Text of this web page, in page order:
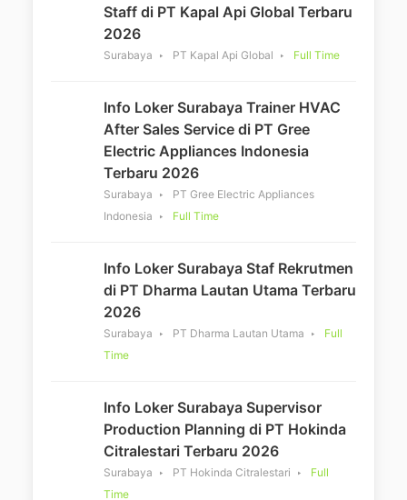
Staff di PT Kapal Api Global Terbaru
2026
Surabaya PT Kapal Api Global Full Time
Info Loker Surabaya Trainer HVAC
After Sales Service di PT Gree
Electric Appliances Indonesia
Terbaru 2026
Surabaya
PT Gree Electric Appliances
Indonesia
Full Time
Info Loker Surabaya Staf Rekrutmen
di PT Dharma Lautan Utama Terbaru
2026
Surabaya PT Dharma Lautan Utama
Full
Time
Info Loker Surabaya Supervisor
Production Planning di PT Hokinda
Citralestari Terbaru 2026
Surabaya PT Hokinda Citralestari
Full
Time